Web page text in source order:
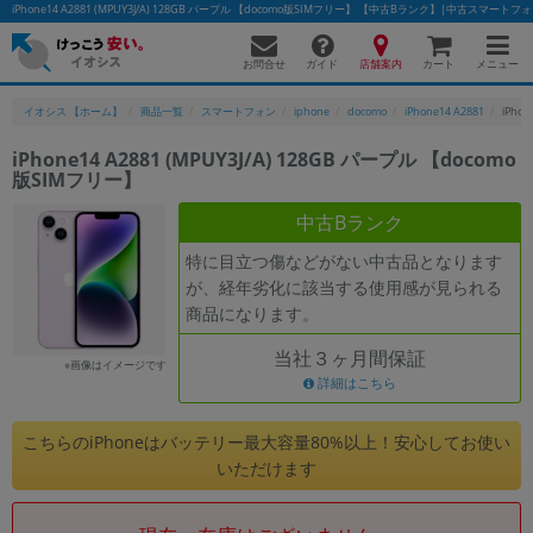
iPhone14 A2881 (MPUY3J/A) 128GB パープル 【docomo版SIMフリー】 【中古Bランク】|中古スマートフ
お問合せ ガイド 店舗案内 カート メニュー
イオシス 【ホーム】 商品一覧 スマートフォン iphone docomo iPhone14 A2881
iPhone14 A2881 (MPUY3J/A) 128GB パープル 【docomo
版SIMフリー】
※画像はイメージです
中古Bランク
特に目立つ傷などがない中古品となります
が、経年劣化に該当する使用感が見られる
商品になります。
当社３ヶ月間保証
詳細はこちら
こちらのiPhoneはバッテリー最大容量80%以上！安心してお使い
いただけます
かんたんパソコン検索に切り替える
フリーワード
除外ワード
人気の検索ワード： Let's note
「スマートフォン」「タブレット」など
シリーズ